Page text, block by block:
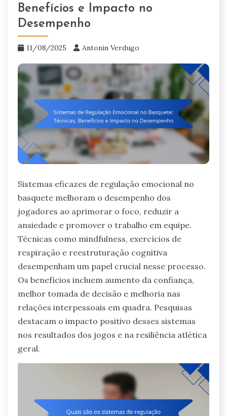
Benefícios e Impacto no
Desempenho
11/08/2025 Antonin Verdugo
Sistemas eficazes de regulação emocional no
basquete melhoram o desempenho dos
jogadores ao aprimorar o foco, reduzir a
ansiedade e promover o trabalho em equipe.
Técnicas como mindfulness, exercícios de
respiração e reestruturação cognitiva
desempenham um papel crucial nesse processo.
Os benefícios incluem aumento da confiança,
melhor tomada de decisão e melhoria nas
relações interpessoais em quadra. Pesquisas
destacam o impacto positivo desses sistemas
nos resultados dos jogos e na resiliência atlética
geral.